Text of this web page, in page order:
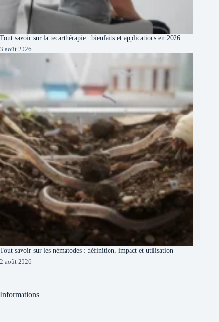
Tout savoir sur la tecarthérapie : bienfaits et applications en 2026
3 août 2026
Tout savoir sur les nématodes : définition, impact et utilisation
2 août 2026
Informations